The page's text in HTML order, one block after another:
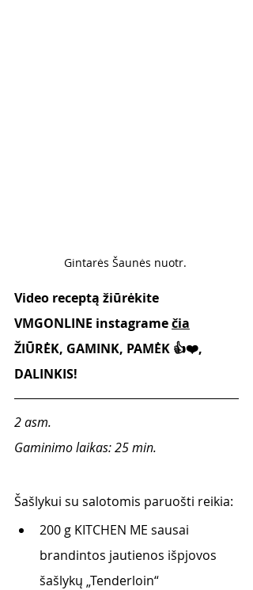
Gintarės Šaunės nuotr.
Video receptą žiūrėkite
VMGONLINE instagrame čia
ŽIŪRĖK, GAMINK, PAMĖK 👍❤️,
DALINKIS!
2 asm.
Gaminimo laikas: 25 min.
Šašlykui su salotomis paruošti reikia:
200 g KITCHEN ME sausai
brandintos jautienos išpjovos
šašlykų „Tenderloin“